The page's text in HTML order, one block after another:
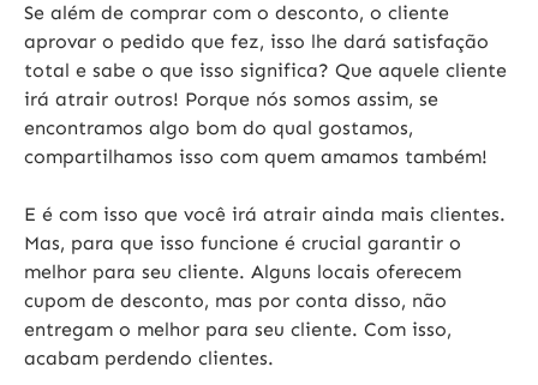
Se além de comprar com o desconto, o cliente
aprovar o pedido que fez, isso lhe dará satisfação
total e sabe o que isso significa? Que aquele cliente
irá atrair outros! Porque nós somos assim, se
encontramos algo bom do qual gostamos,
compartilhamos isso com quem amamos também!
E é com isso que você irá atrair ainda mais clientes.
Mas, para que isso funcione é crucial garantir o
melhor para seu cliente. Alguns locais oferecem
cupom de desconto, mas por conta disso, não
entregam o melhor para seu cliente. Com isso,
acabam perdendo clientes.